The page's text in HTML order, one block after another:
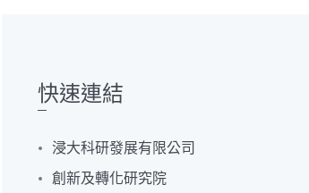
快速連結
浸大科研發展有限公司
創新及轉化研究院